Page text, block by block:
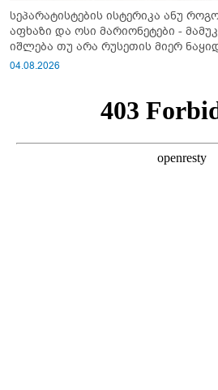
სეპარატისტების ისტერიკა ანუ
აფხაზი და ოსი მარიონეტები -
იშლება თუ არა რუსეთის მიერ
სისტემა?!
04.08.2026